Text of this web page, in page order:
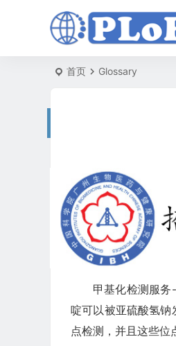
首页 Glossary
甲基化检测服
啶可以被亚硫酸氢
点检测，并且这些位